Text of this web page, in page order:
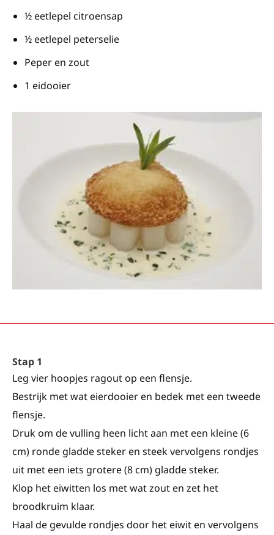
½ eetlepel citroensap
½ eetlepel peterselie
Peper en zout
1 eidooier
Stap 1
Leg vier hoopjes ragout op een flensje.
Bestrijk met wat eierdooier en bedek met een tweede
flensje.
Druk om de vulling heen licht aan met een kleine (6
cm) ronde gladde steker en steek vervolgens rondjes
uit met een iets grotere (8 cm) gladde steker.
Klop het eiwitten los met wat zout en zet het
broodkruim klaar.
Haal de gevulde rondjes door het eiwit en vervolgens